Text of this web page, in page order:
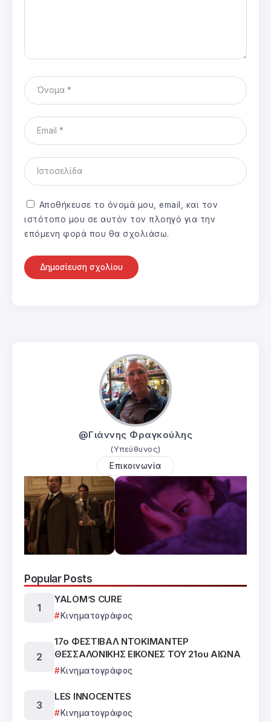
Αποθήκευσε το όνομά μου, email, και τον
ιστότοπο μου σε αυτόν τον πλοηγό για την
επόμενη φορά που θα σχολιάσω.
@Γιάννης Φραγκούλης
(Υπεύθυνος)
Επικοινωνία
Popular Posts
YALOM’S CURE
Κινηματογράφος
17ο ΦΕΣΤΙΒΑΛ ΝΤΟΚΙΜΑΝΤΕΡ
ΘΕΣΣΑΛΟΝΙΚΗΣ ΕΙΚΟΝΕΣ ΤΟΥ 21ου ΑΙΩΝΑ
Κινηματογράφος
LES INNOCENTES
Κινηματογράφος